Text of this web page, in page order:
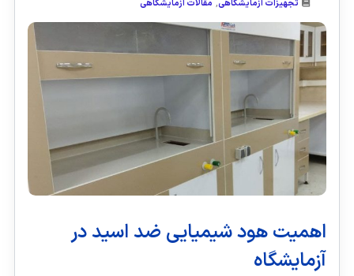
تجهیزات آزمایشگاهی, مقالات آزمایشگاهی
اهمیت هود شیمیایی ضد اسید در
آزمایشگاه